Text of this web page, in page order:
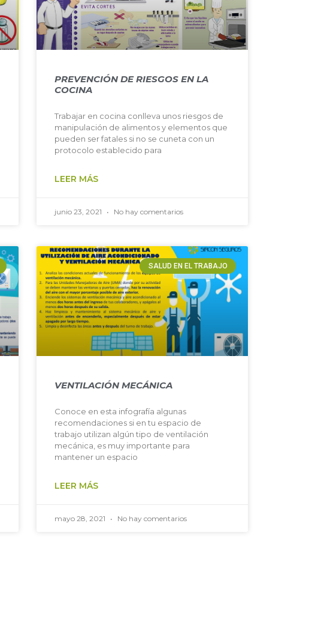
PREVENCIÓN DE RIESGOS EN LA
COCINA
Trabajar en cocina conlleva unos riesgos de
manipulación de alimentos y elementos que
pueden ser fatales si no se cuneta con un
protocolo establecido para
LEER MÁS
junio 23, 2021 No hay comentarios
SALUD EN EL TRABAJO
VENTILACIÓN MECÁNICA
Conoce en esta infografía algunas
recomendaciones si en tu espacio de
trabajo utilizan algún tipo de ventilación
mecánica, es muy importante para
mantener un espacio
LEER MÁS
mayo 28, 2021 No hay comentarios